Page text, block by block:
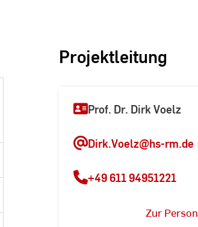
Projektleitung
Prof. Dr. Dirk Voelz
Dirk.Voelz@hs-rm.de
+49 611 94951221
Zur Person